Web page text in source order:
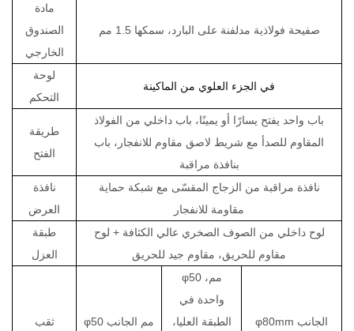
مادة
الصندوق
الخارجي
صفيحة فولاذية مدلفنة على البارد، سمكها 1.5 مم
لوحة
التحكم
في الجزء العلوي من الماكينة
طريقة
الفتح
باب واحد يفتح يسارًا أو يمينًا، باب داخلي من الفولاذ
المقاوم للصدأ مع شريط لاصق مقاوم للانفجار، باب
بنافذة مراقبة
نافذة
العرض
نافذة مراقبة من الزجاج المقسّى مع شبكة حماية
مقاومة للانفجار
طبقة
العزل
لوح داخلي من الصوف الصخري عالي الكثافة + لوح
مقاوم للحريق، مقاوم جيد للحريق
ثقب φ50 مم الجانب
φ50 مم،
واحدة في
الطبقة العليا،
φ80mm الجانب